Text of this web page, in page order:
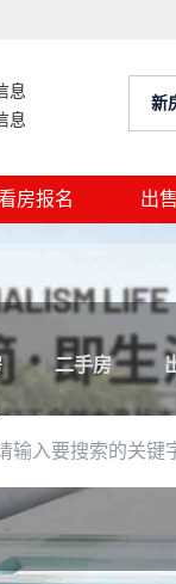
息
息
新
房报名 出
二手房